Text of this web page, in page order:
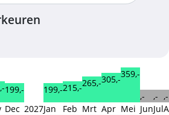
199,-
Dec 2027
199,-
Jan
215,-
Feb
265,-
Mrt
305,-
Apr
359,-
Mei
,-
Jun
,-
Jul
,-